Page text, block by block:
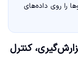
را روی داده‌های
کنترل